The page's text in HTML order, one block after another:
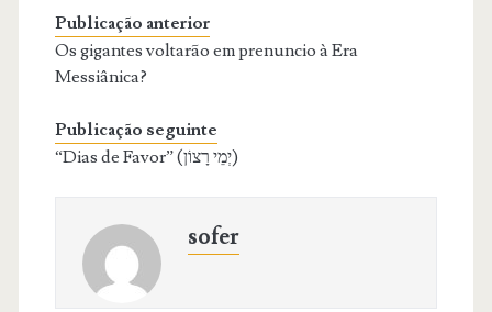
Publicação anterior
Os gigantes voltarão em prenuncio à Era
Messiânica?
Publicação seguinte
“Dias de Favor” (יְמֵי רָצוֹן)
sofer